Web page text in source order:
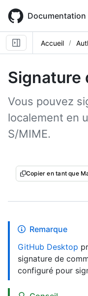
main
content
Accueil
Signature
Vous pouvez
localement en
S/MIME.
Copier en tant que
Remarque
GitHub Desktop
signature de
configuré pour